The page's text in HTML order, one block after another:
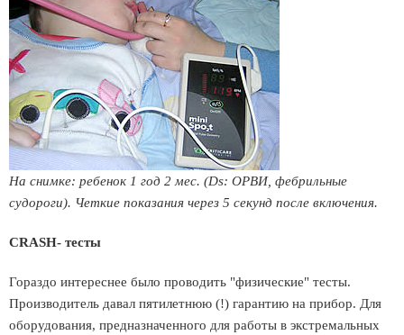
На снимке: ребенок 1 год 2 мес. (Ds: ОРВИ, фебрильные
судороги). Четкие показания через 5 секунд после включения.
CRASH- тесты
Гораздо интереснее было проводить "физические" тесты.
Производитель давал пятилетнюю (!) гарантию на прибор. Для
оборудования, предназначенного для работы в экстремальных